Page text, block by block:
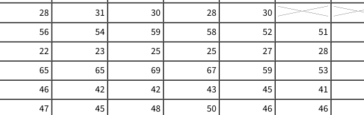
28 31 30 28
30
56 54 59 58 52
51
22 23 25 25 27
28
65 65 69 67 59
53
46 42 42 43 45
41
47 45 48 50 46
46